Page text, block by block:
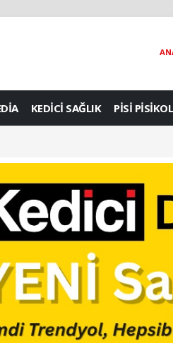
KEDİCİ SAĞLIK PİSİ